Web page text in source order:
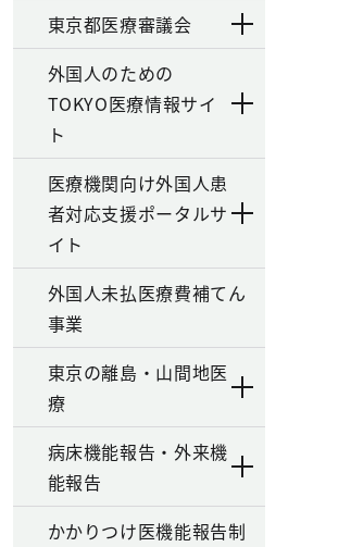
東京都医療審議会
外国人のための
TOKYO医療情報サイ
ト
医療機関向け外国人患
者対応支援ポータルサ
イト
外国人未払医療費補てん
事業
東京の離島・山間地医
療
病床機能報告・外来機
能報告
かかりつけ医機能報告制